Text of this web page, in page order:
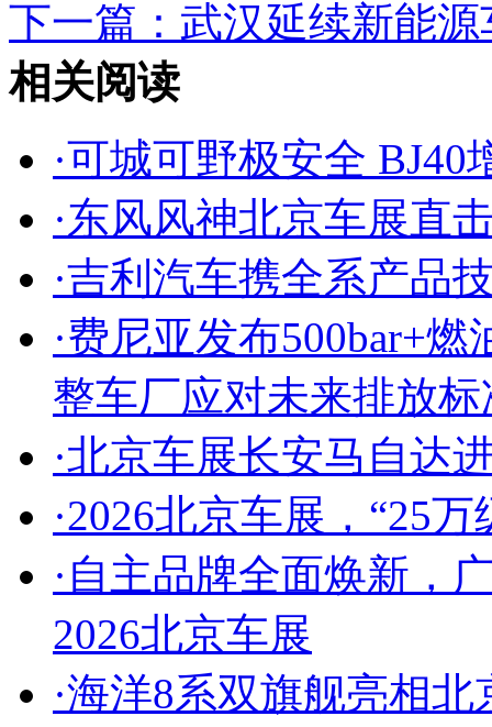
下一篇： 武汉延续新能
相关阅读
·可城可野极安全 BJ40
·东风风神北京车展直
·吉利汽车携全系产品
·费尼亚发布500bar+
整车厂应对未来排放标
·北京车展长安马自达
·2026北京车展，“25
· 自主品牌全面焕新，
2026北京车展
·海洋8系双旗舰亮相